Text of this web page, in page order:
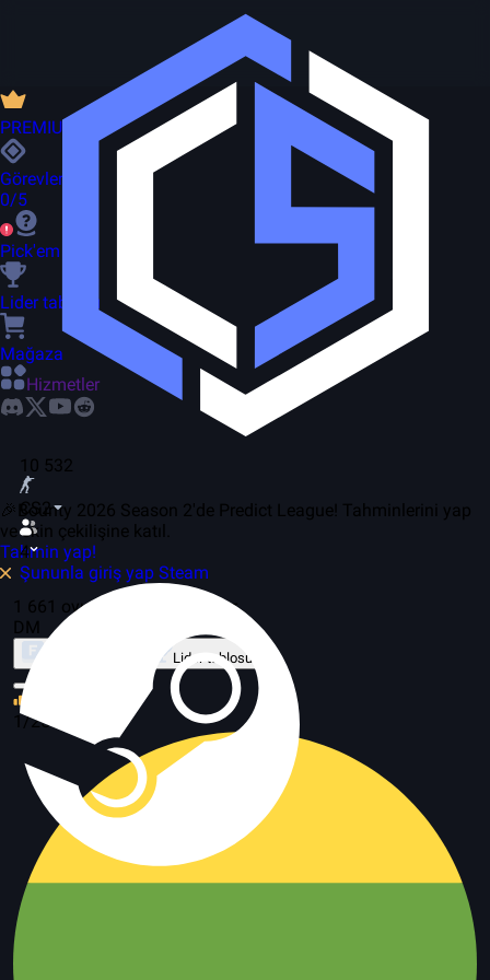
10 532
CS2
4
Şununla giriş yap Steam
PREMIUM
Görevler
0/5
Pick'em
Lider tablosu
Mağaza
Hizmetler
🎉Bounty 2026 Season 2'de Predict League! Tahminlerini yap
ve skin çekilişine katıl.
Tahmin yap!
1 661 oyunda, 232 sunucular
DM
Lider tablosu
1/25